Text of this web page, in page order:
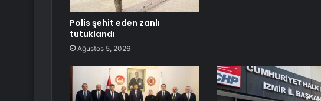
Polis şehit eden zanlı
tutuklandı
Ağustos 5, 2026